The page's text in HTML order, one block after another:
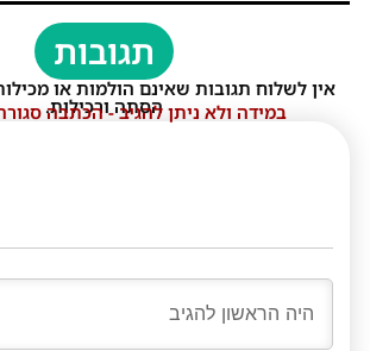
תגובות
אין לשלוח תגובות שאינם הולמות או
הסתה ורכילות.
במידה ולא ניתן להגיב - הכתבה